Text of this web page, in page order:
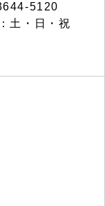
5120
土・日・祝